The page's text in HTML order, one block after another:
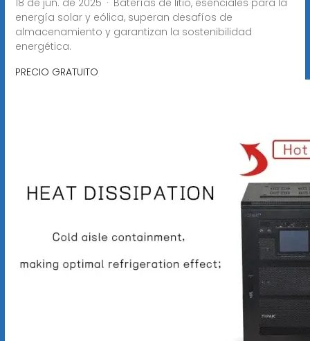
energía solar y eólica, superan desafíos de
almacenamiento y garantizan la sostenibilidad
energética.
PRECIO GRATUITO